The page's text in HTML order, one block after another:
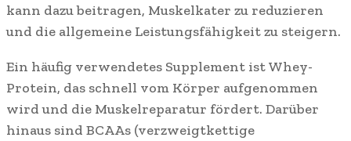
kann dazu beitragen, Muskelkater zu reduzieren
und die allgemeine Leistungsfähigkeit zu steigern.
Ein häufig verwendetes Supplement ist Whey-
Protein, das schnell vom Körper aufgenommen
wird und die Muskelreparatur fördert. Darüber
hinaus sind BCAAs (verzweigtkettige